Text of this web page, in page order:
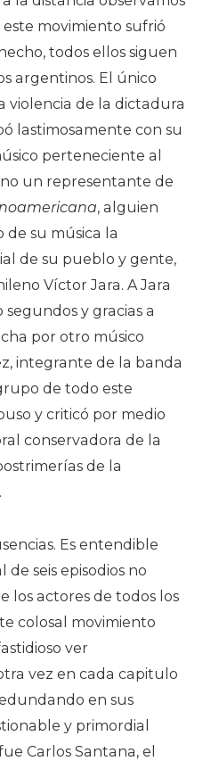
movimiento sufrió
todos ellos siguen
argentinos. El único
violencia de la dictadura
lastimosamente con su
perteneciente al
un representante de
, alguien
de su música la
de su pueblo y gente,
Víctor Jara. A Jara
y gracias a
por otro músico
integrante de la banda
de todo este
y criticó por medio
conservadora de la
de la
Es entendible
seis episodios no
los actores de todos los
colosal movimiento
ver
vez en cada capitulo
en sus
y primordial
Carlos Santana, el